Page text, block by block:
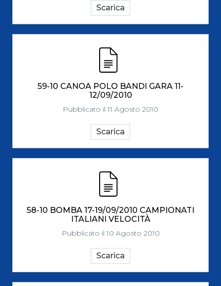
Scarica
59-10 CANOA POLO BANDI GARA 11-
12/09/2010
Pubblicato il 11 Agosto 2010
Scarica
58-10 BOMBA 17-19/09/2010 CAMPIONATI
ITALIANI VELOCITÀ
Pubblicato il 10 Agosto 2010
Scarica